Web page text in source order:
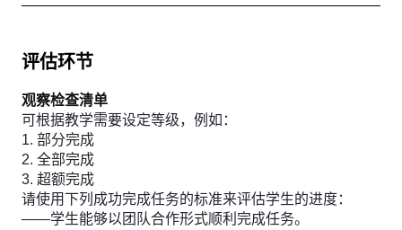
评估环节
观察检查清单
可根据教学需要设定等级，例如：
1. 部分完成
2. 全部完成
3. 超额完成
请使用下列成功完成任务的标准来评估学生的进度：
——学生能够以团队合作形式顺利完成任务。